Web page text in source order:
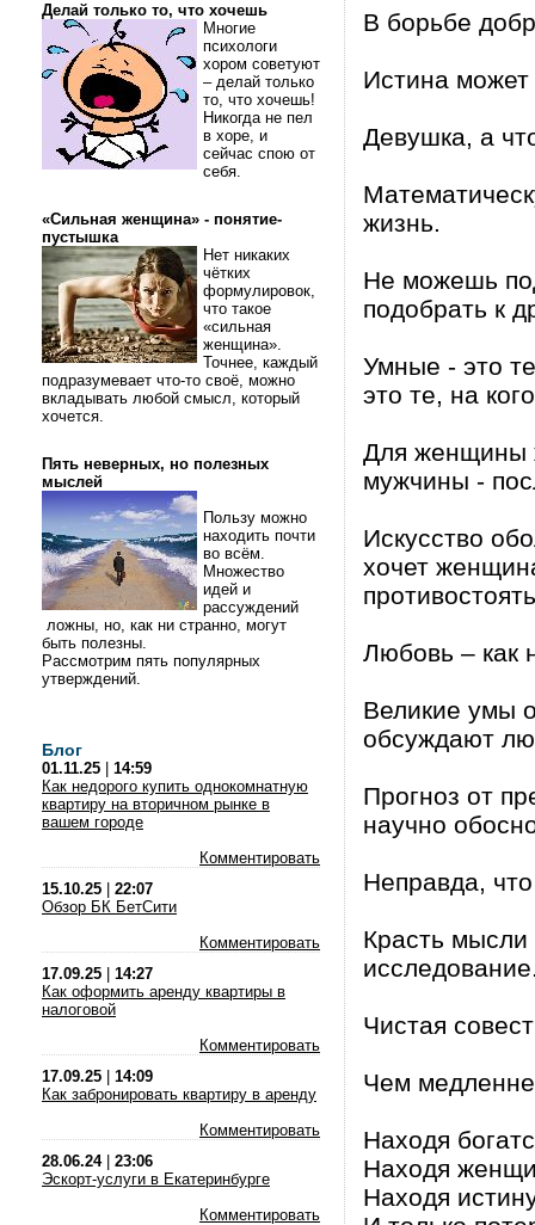
Делай только то, что хочешь
Многие
психологи
хором советуют
– делай только
то, что хочешь!
Никогда не пел
в хоре, и
сейчас спою от
себя.
«Сильная женщина» - понятие-
пустышка
Нет никаких
чётких
формулировок,
что такое
«сильная
женщина».
Точнее, каждый
подразумевает что-то своё, можно
вкладывать любой смысл, который
хочется.
Пять неверных, но полезных
мыслей
Пользу можно
находить почти
во всём.
Множество
идей и
рассуждений
ложны, но, как ни странно, могут
быть полезны.
Рассмотрим пять популярных
утверждений.
Блог
01.11.25
14:59
Как недорого купить однокомнатную
квартиру на вторичном рынке в
вашем городе
Комментировать
15.10.25
22:07
Обзор БК БетСити
Комментировать
17.09.25
14:27
Как оформить аренду квартиры в
налоговой
Комментировать
17.09.25
14:09
Как забронировать квартиру в аренду
Комментировать
28.06.24| 23:06
Эскорт-услуги в Екатеринбурге
Комментировать
В борьбе
Истина может
Девушка, а
жизнь.
Не можешь
подобрать к
Умные - это
это те, на
Для женщины
мужчины -
Искусство
хочет
Любовь – как
Великие умы
обсуждают
Прогноз от
научно
Неправда,
Красть мысли
Чистая
Чем
Находя
Находя
Находя